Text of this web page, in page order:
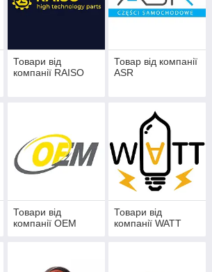
Товари від
компанії RAISO
Товар від компанії
ASR
Товари від
компанії OEM
Товари від
компанії WATT